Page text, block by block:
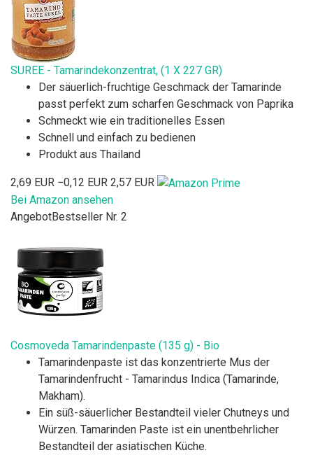
SUREE - Tamarindekonzentrat, (1 X 227 GR)
Der säuerlich-fruchtige Geschmack der Tamarinde
passt perfekt zum scharfen Geschmack von Paprika
Schmeckt wie ein traditionelles Essen
Schnell und einfach zu bedienen
Produkt aus Thailand
2,69 EUR −0,12 EUR 2,57 EUR
Bei Amazon ansehen
AngebotBestseller Nr. 2
Cosmoveda Tamarindenpaste (135 g) - Bio
Tamarindenpaste ist das konzentrierte Mus der
Tamarindenfrucht - Tamarindus Indica (Tamarinde,
Makham).
Ein süß-säuerlicher Bestandteil vieler Chutneys und
Würzen. Tamarinden Paste ist ein unentbehrlicher
Bestandteil der asiatischen Küche.